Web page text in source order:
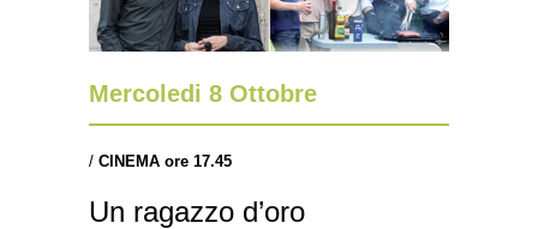
Mercoledi 8 Ottobre
/ CINEMA ore 17.45
Un ragazzo d’oro